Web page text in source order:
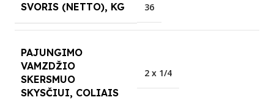
SVORIS (NETTO), KG 36
PAJUNGIMO
VAMZDŽIO
SKERSMUO
SKYSČIUI, COLIAIS
2 x 1/4